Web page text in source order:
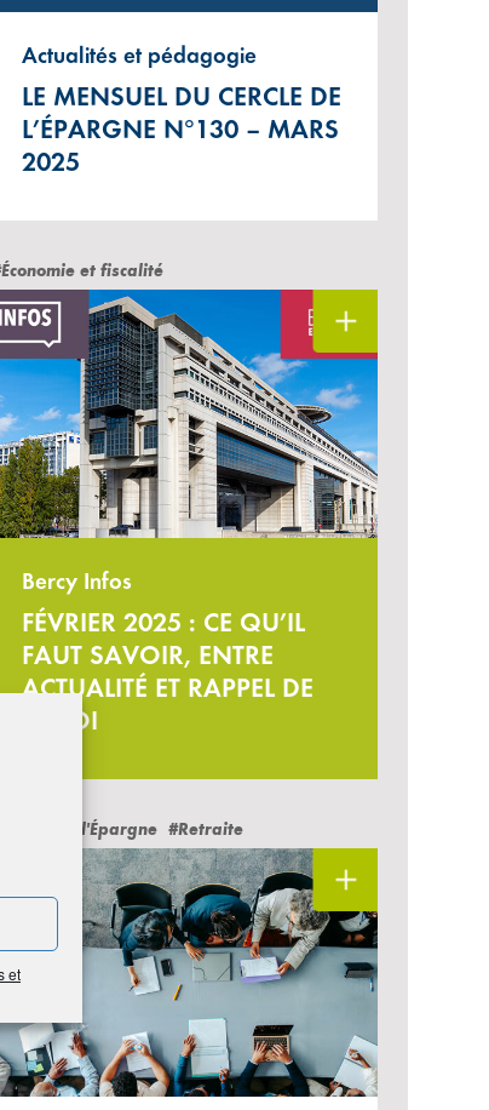
et
Actualités et pédagogie
LE MENSUEL DU CERCLE DE
L’ÉPARGNE N°130 – MARS
2025
et fiscalité
Bercy Infos
FÉVRIER 2025 : CE QU’IL
FAUT SAVOIR, ENTRE
ACTUALITÉ ET RAPPEL DE
LA LOI
#Cercle de l'Épargne #Retraite